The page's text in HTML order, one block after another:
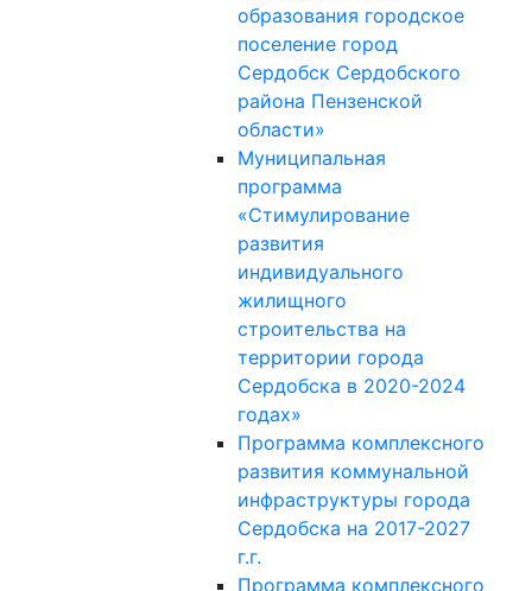
образования городское
поселение город
Сердобск Сердобского
района Пензенской
области»
Муниципальная
программа
«Стимулирование
развития
индивидуального
жилищного
строительства на
территории города
Сердобска в 2020-2024
годах»
Программа комплексного
развития коммунальной
инфраструктуры города
Сердобска на 2017-2027
г.г.
Программа комплексного